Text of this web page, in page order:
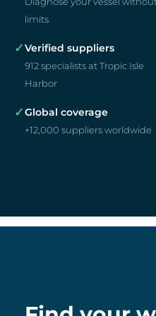
limits
✓Verified suppliers
912 specialists at Tropic Isle
Harbor
✓Global coverage
+12,000 suppliers worldwide